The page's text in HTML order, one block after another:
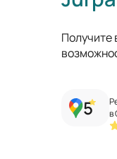
Получите
5
в